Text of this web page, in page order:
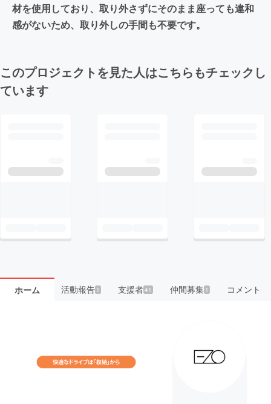
材を使用しており、取り外さずにそのまま座っても違和
感がないため、取り外しの手間も不要です。
このプロジェクトを見た人はこちらもチェックし
ています
ホーム 活動報告1 支援者41 仲間募集 1 コメント